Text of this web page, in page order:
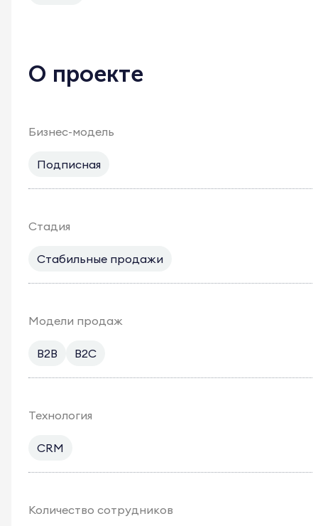
О проекте
Бизнес-модель
Подписная
Стадия
Стабильные продажи
Модели продаж
B2B B2C
Технология
CRM
Количество сотрудников